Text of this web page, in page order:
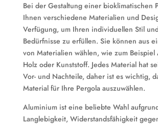
Bei der Gestaltung einer bioklimatischen
Ihnen verschiedene Materialien und
Verfügung, um Ihren individuellen Stil
Bedürfnisse zu erfüllen. Sie können aus
von Materialien wählen, wie zum Beispiel
Holz oder Kunststoff. Jedes Material hat
Vor- und Nachteile, daher ist es wichtig,
Material für Ihre Pergola auszuwählen.
Aluminium ist eine beliebte Wahl
Langlebigkeit, Widerstandsfähigkeit